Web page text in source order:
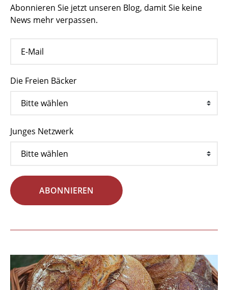
Abonnieren Sie jetzt unseren Blog, damit Sie keine
News mehr verpassen.
Die Freien Bäcker
Junges Netzwerk
ABONNIEREN